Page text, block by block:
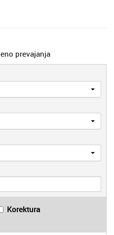
prevajanja
Korektura